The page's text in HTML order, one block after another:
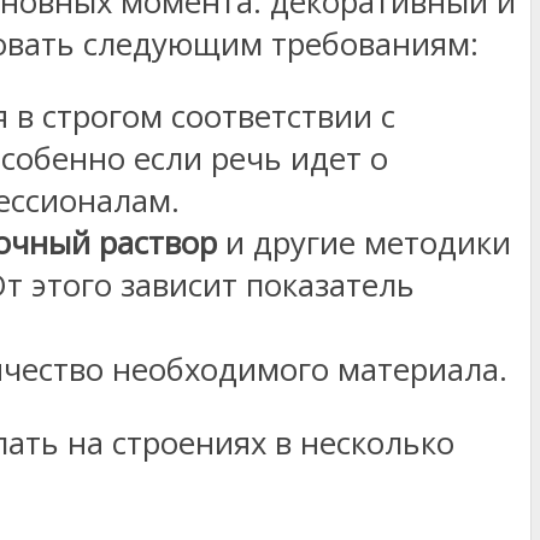
следующим требованиям:
строгом соответствии с
если речь идет о
раствор и другие методики
зависит показатель
необходимого материала.
на строениях в несколько